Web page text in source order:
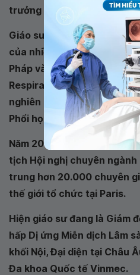
trưởng Viện Trường Đại học
Giáo sư là còn là nhà phê
của nhiều tờ báo Khoa học
Pháp và Thế giới (Tạp chí
Respiratory Journal, Tổng
nghiên cứu khoa học quốc
Phổi học Vương quốc Anh,
Năm 2018, Giáo sư Anh
tịch Hội nghị chuyên ngành
trung hơn 20.000 chuyên
thế giới tổ chức tại Paris.
Hiện giáo sư đang là Giám
hấp Dị ứng Miễn dịch Lâm
khối Nội, Đại diện tại Châu
Đa khoa Quốc tế Vinmec.